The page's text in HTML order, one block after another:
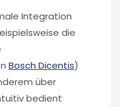
Integration
die
Bosch Dicentis)
über
bedient